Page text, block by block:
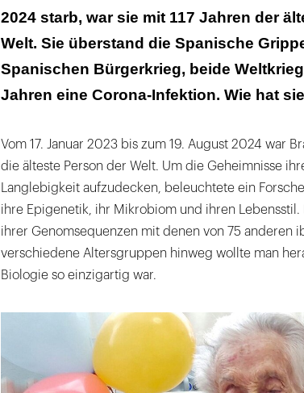
2024 starb, war sie mit 117 Jahren der
Welt. Sie überstand die Spanische
Spanischen Bürgerkrieg, beide
Jahren eine Corona-Infektion. Wie hat
Vom 17. Januar 2023 bis zum 19. August 2024 war
die älteste Person der Welt. Um die Geheimnisse
Langlebigkeit aufzudecken, beleuchtete ein
ihre Epigenetik, ihr Mikrobiom und ihren
ihrer Genomsequenzen mit denen von 75 anderen
verschiedene Altersgruppen hinweg wollte man
Biologie so einzigartig war.